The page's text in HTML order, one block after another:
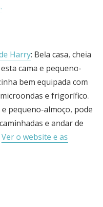
Harry: Bela casa, cheia
cama e pequeno-
bem equipada com
e frigorífico.
pequeno-almoço, pode
e andar de
Ver o website e as